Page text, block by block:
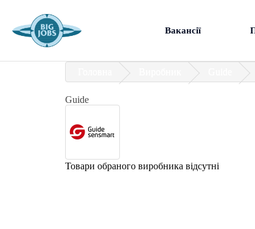
Вакансії
Guide
Товари обраного виробника відсутні